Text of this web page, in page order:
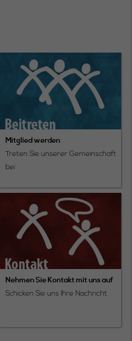
Mitglied werden
Treten Sie unserer Gemeinschaft
bei
Nehmen Sie Kontakt mit uns auf
Schicken Sie uns Ihre Nachricht